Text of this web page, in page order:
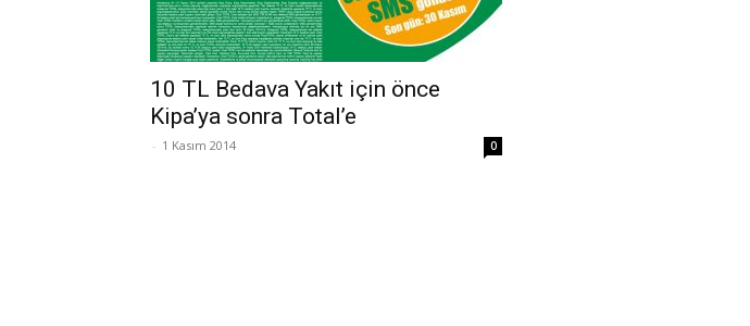
10 TL Bedava Yakıt için önce
Kipa’ya sonra Total’e
- 1 Kasım 2014 0